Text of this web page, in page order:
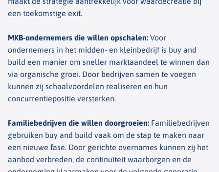
een toekomstige exit.
MKB-ondernemers die willen opschalen: Voor
ondernemers in het midden- en kleinbedrijf is buy and
build een manier om sneller marktaandeel te winnen dan
via organische groei. Door bedrijven samen te voegen
kunnen zij schaalvoordelen realiseren en hun
concurrentiepositie versterken.
Familiebedrijven die willen doorgroeien: Familiebedrijven
gebruiken buy and build vaak om de stap te maken naar
een nieuwe fase. Door gerichte overnames kunnen zij het
aanbod verbreden, de continuïteit waarborgen en de